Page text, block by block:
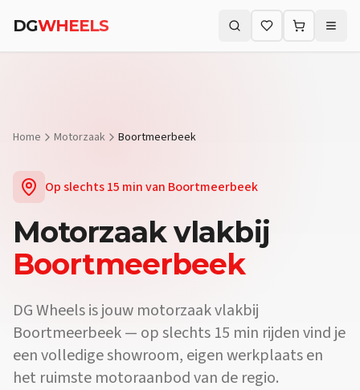
Vraag:Waar koop ik een motor vlakbij Boortmeerbeek?
DGWHEELS Zoeken (⌘K)
Home Motorzaak Boortmeerbeek
Op slechts15 minvan Boortmeerbeek
Motorzaakvlakbij
Boortmeerbeek
DG Wheels is jouw motorzaak vlakbij
Boortmeerbeek — op slechts 15 min rijden vind je
een volledige showroom, eigen werkplaats en
het ruimste motoraanbod van de regio.